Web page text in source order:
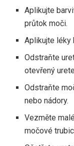
Aplikujte
průtok moči.
Aplikujte léky
Odstraňte
otevřený
Odstraňte
nebo nádory.
Vezměte
močové